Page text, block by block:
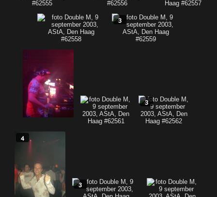
3
3
4
3